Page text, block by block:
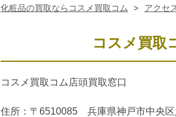
化粧品の買取ならコスメ買取コム > アクセ
コスメ買取
コスメ買取コム店頭買取窓口
住所：〒6510085 兵庫県神戸市中央区